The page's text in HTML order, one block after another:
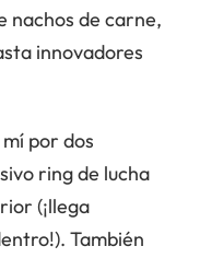
nachos de carne,
innovadores
por dos
ring de lucha
(¡llega
También